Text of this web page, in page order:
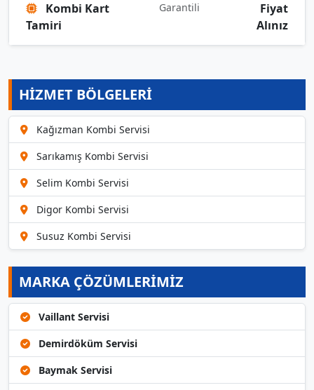
Kombi Kart
Tamiri
Garantili
Fiyat
Alınız
HİZMET BÖLGELERİ
Kağızman Kombi Servisi
Sarıkamış Kombi Servisi
Selim Kombi Servisi
Digor Kombi Servisi
Susuz Kombi Servisi
MARKA ÇÖZÜMLERIMIZ
Vaillant Servisi
Demirdöküm Servisi
Baymak Servisi